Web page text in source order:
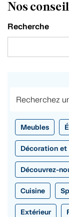
Nos
Recherche
Meubles
Décoration et
Découvrez-
Cuisine
Extérieur